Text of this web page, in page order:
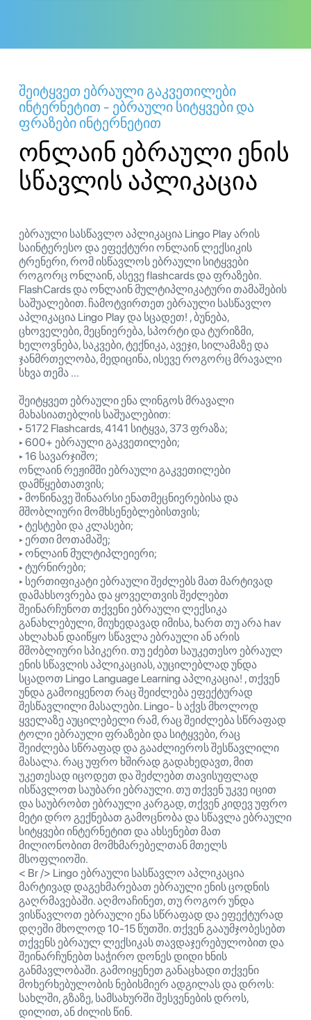
შეიტყვეთ ებრაული გაკვეთილები
ინტერნეტით - ებრაული სიტყვები და
ფრაზები ინტერნეტით
ონლაინ ებრაული ენის
სწავლის აპლიკაცია
ებრაული სასწავლო აპლიკაცია Lingo Play არის
საინტერესო და ეფექტური ონლაინ ლექსიკის
ტრენერი, რომ ისწავლოს ებრაული სიტყვები
როგორც ონლაინ, ასევე flashcards და ფრაზები.
FlashCards და ონლაინ მულტიპლიკატური თამაშების
საშუალებით. ჩამოტვირთეთ ებრაული სასწავლო
აპლიკაცია Lingo Play და სცადეთ! , ბუნება,
ცხოველები, მეცნიერება, სპორტი და ტურიზმი,
ხელოვნება, საკვები, ტექნიკა, ავეჯი, სილამაზე და
ჯანმრთელობა, მედიცინა, ისევე როგორც მრავალი
სხვა თემა ...
შეიტყვეთ ებრაული ენა ლინგოს მრავალი
მახასიათებლის საშუალებით:
‣ 5172 Flashcards, 4141 სიტყვა, 373 ფრაზა;
‣ 600+ ებრაული გაკვეთილები;
‣ 16 სავარჯიშო;
ონლაინ რეჟიმში ებრაული გაკვეთილები
დამწყებთათვის;
‣ მოწინავე შინაარსი ენათმეცნიერებისა და
მშობლიური მომხსენებლებისთვის;
‣ ტესტები და კლასები;
‣ ერთი მოთამაშე;
‣ ონლაინ მულტიპლეიერი;
‣ ტურნირები;
‣ სერთიფიკატი ებრაული შეძლებს მათ მარტივად
დამახსოვრება და ყოველთვის შეძლებთ
შეინარჩუნოთ თქვენი ებრაული ლექსიკა
განახლებული, მიუხედავად იმისა, ხართ თუ არა hav
ახლახან დაიწყო სწავლა ებრაული ან არის
მშობლიური სპიკერი. თუ ეძებთ საუკეთესო ებრაულ
ენის სწავლის აპლიკაციას, აუცილებლად უნდა
სცადოთ Lingo Language Learning აპლიკაცია! , თქვენ
უნდა გამოიყენოთ რაც შეიძლება ეფექტურად
შესწავლილი მასალები. Lingo- ს აქვს მხოლოდ
ყველაზე აუცილებელი რამ, რაც შეიძლება სწრაფად
ტოლი ებრაული ფრაზები და სიტყვები, რაც
შეიძლება სწრაფად და გააძლიეროს შესწავლილი
მასალა. რაც უფრო ხშირად გადახედავთ, მით
უკეთესად იცოდეთ და შეძლებთ თავისუფლად
ისწავლოთ საუბარი ებრაული. თუ თქვენ უკვე იცით
და საუბრობთ ებრაული კარგად, თქვენ კიდევ უფრო
მეტი დრო გექნებათ გამოცნობა და სწავლა ებრაული
სიტყვები ინტერნეტით და ახსენებთ მათ
მილიონობით მომხმარებელთან მთელს
მსოფლიოში.
< Br /> Lingo ებრაული სასწავლო აპლიკაცია
მარტივად დაგეხმარებათ ებრაული ენის ცოდნის
გაღრმავებაში. აღმოაჩინეთ, თუ როგორ უნდა
ვისწავლოთ ებრაული ენა სწრაფად და ეფექტურად
დღეში მხოლოდ 10-15 წუთში. თქვენ გააუმჯობესებთ
თქვენს ებრაულ ლექსიკას თავდაჯერებულობით და
შეინარჩუნებთ საჭირო დონეს დიდი ხნის
განმავლობაში. გამოიყენეთ განაცხადი თქვენი
მოხერხებულობის ნებისმიერ ადგილას და დროს:
სახლში, გზაზე, სამსახურში შესვენების დროს,
დილით, ან ძილის წინ.